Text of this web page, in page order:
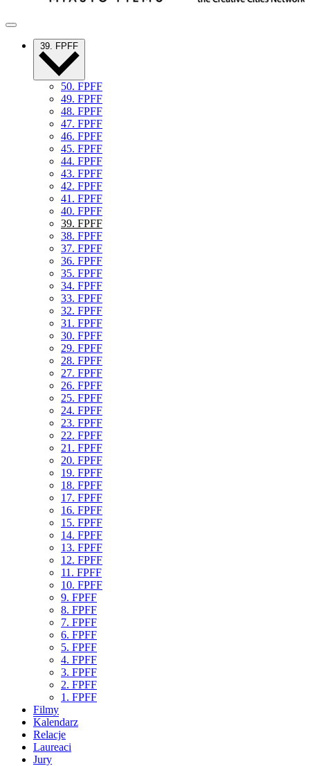
39. FPFF
50. FPFF
49. FPFF
48. FPFF
47. FPFF
46. FPFF
45. FPFF
44. FPFF
43. FPFF
42. FPFF
41. FPFF
40. FPFF
39. FPFF
38. FPFF
37. FPFF
36. FPFF
35. FPFF
34. FPFF
33. FPFF
32. FPFF
31. FPFF
30. FPFF
29. FPFF
28. FPFF
27. FPFF
26. FPFF
25. FPFF
24. FPFF
23. FPFF
22. FPFF
21. FPFF
20. FPFF
19. FPFF
18. FPFF
17. FPFF
16. FPFF
15. FPFF
14. FPFF
13. FPFF
12. FPFF
11. FPFF
10. FPFF
9. FPFF
8. FPFF
7. FPFF
6. FPFF
5. FPFF
4. FPFF
3. FPFF
2. FPFF
1. FPFF
Filmy
Kalendarz
Relacje
Laureaci
Jury